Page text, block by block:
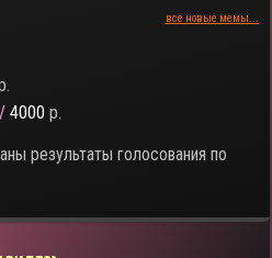
все новые мемы...
/ 4000 р.
результаты голосования по